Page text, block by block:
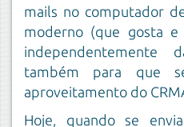
mails no computador
moderno (que gosta
independentemente
também para que
aproveitamento do
Hoje, quando se